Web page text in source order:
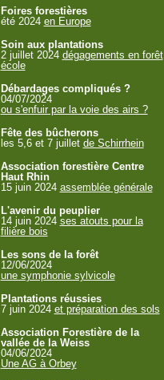
Foires forestières
été 2024 en Europe
Soin aux plantations
2 juillet 2024 dégagements en forêt
école
Débardages compliqués ?
04/07/2024
ou s'enfuir par la voie des airs ?
Fête des bûcherons
les 5,6 et 7 juillet de Schirrhein
Association forestière Centre
Haut Rhin
15 juin 2024 assemblée générale
L'avenir du peuplier
14 juin 2024 ses atouts pour la
filière bois
Les sons de la forêt
12/06/2024
une symphonie sylvicole
Plantations réussies
7 juin 2024 et préparation des sols
Association Forestière de la
vallée de la Weiss
04/06/2024
Une AG à Orbey